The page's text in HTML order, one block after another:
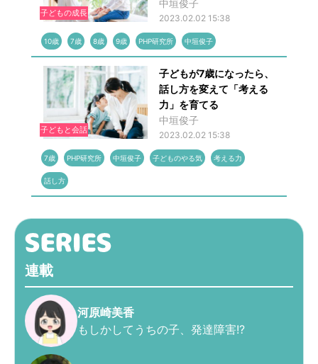
子どもの成長
中垣俊子
2023.02.02 15:38
10歳 7歳 8歳 9歳 PHP研究所 中垣俊子
子どもと会話
子どもが7歳になったら、
話し方を変えて「考える
力」を育てる
中垣俊子
2023.02.02 15:38
7歳 PHP研究所 中垣俊子 子どものやる気 考える力
話し方
連載
河原崎美香
もしかしてうちの子、発達障害!?